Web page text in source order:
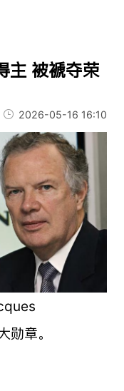
主 被褫夺荣
2026-05-16 16:10
章。